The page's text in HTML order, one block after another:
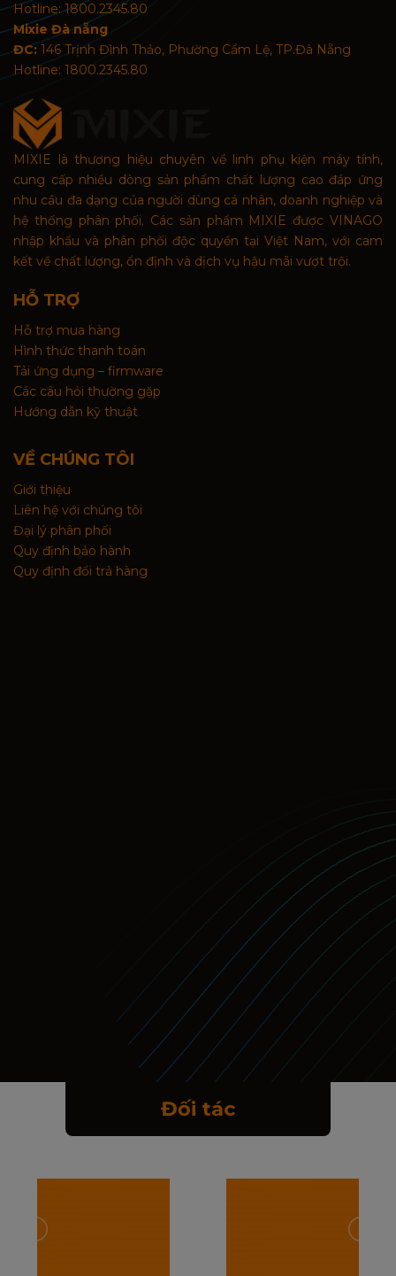
Hotline: 1800.2345.80
Mixie Đà nẵng
ĐC: 146 Trịnh Đình Thảo, Phường Cẩm Lệ, TP.Đà Nẵng
Hotline: 1800.2345.80
MIXIE là thương hiệu chuyên về linh phụ kiện máy tính,
cung cấp nhiều dòng sản phẩm chất lượng cao đáp ứng
nhu cầu đa dạng của người dùng cá nhân, doanh nghiệp và
hệ thống phân phối. Các sản phẩm MIXIE được VINAGO
nhập khẩu và phân phối độc quyền tại Việt Nam, với cam
kết về chất lượng, ổn định và dịch vụ hậu mãi vượt trội.
HỖ TRỢ
Hỗ trợ mua hàng
Hình thức thanh toán
Tải ứng dụng – firmware
Các câu hỏi thường gặp
Hướng dẫn kỹ thuật
VỀ CHÚNG TÔI
Giới thiệu
Liên hệ với chúng tôi
Đại lý phân phối
Quy định bảo hành
Quy định đổi trả hàng
Đối tác